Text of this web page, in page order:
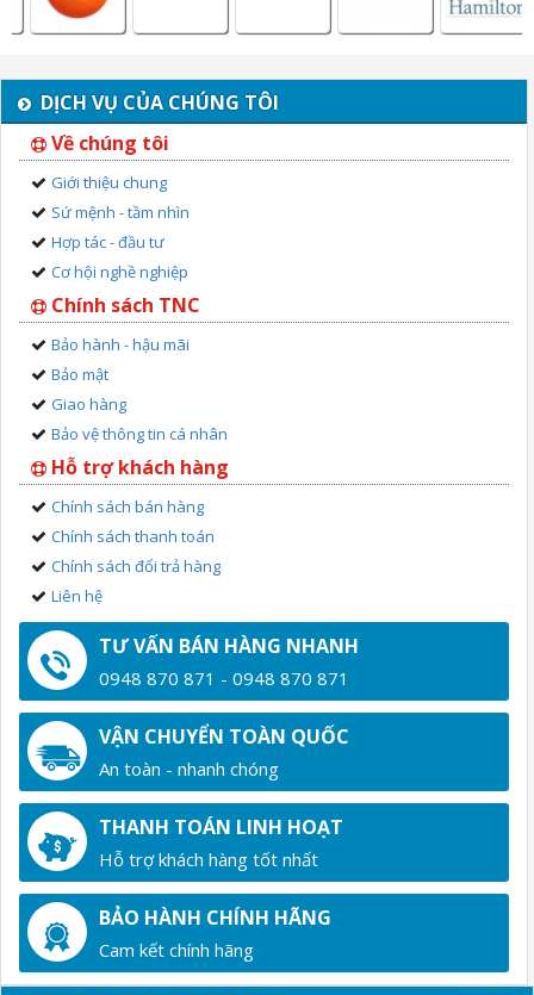
DỊCH VỤ CỦA CHÚNG TÔI
Về chúng tôi
Giới thiệu chung
Sứ mệnh - tầm nhìn
Hợp tác - đầu tư
Cơ hội nghề nghiệp
Chính sách TNC
Bảo hành - hậu mãi
Bảo mật
Giao hàng
Bảo vệ thông tin cá nhân
Hỗ trợ khách hàng
Chính sách bán hàng
Chính sách thanh toán
Chính sách đổi trả hàng
Liên hệ
TƯ VẤN BÁN HÀNG NHANH
0948 870 871 - 0948 870 871
VẬN CHUYỂN TOÀN QUỐC
An toàn - nhanh chóng
THANH TOÁN LINH HOẠT
Hỗ trợ khách hàng tốt nhất
BẢO HÀNH CHÍNH HÃNG
Cam kết chính hãng